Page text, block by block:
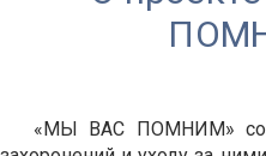
«МЫ ВАС ПОМНИМ»